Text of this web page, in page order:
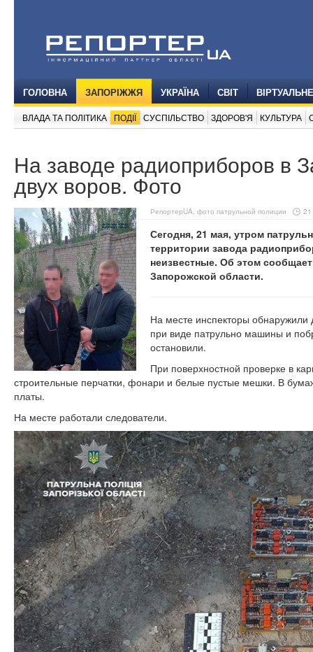
ГОЛОВНА ЗАПОРІЖЖЯ УКРАЇНА СВІТ
ВЛАДА ТА ПОЛІТИКА ПОДІЇ СУСПІЛЬСТВО ЗДОРОВ'Я КУЛЬТУРА
На заводе радиоприборов в
двух воров. Фото
РепортерUA, фото патрульной полиции
Сегодня, 21 мая, утром
территории завода
неизвестные. Об этом
Запорожской области.
На месте инспекторы обнаружили
при виде патрульно машины и
остановили.
При поверхностной проверке в
строительные перчатки, фонари и белые пустые мешки. В
платы.
На месте работали следователи.